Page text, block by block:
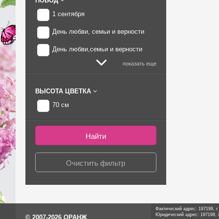
1 сентября
День любви, семьи и верности
День любви,семьи и верности
показать еще
ВЫСОТА ЦВЕТКА
70 см
© 2007-2026 ОРАНЖ
Фактический адрес: 197198,
Юридический адрес: 197198,